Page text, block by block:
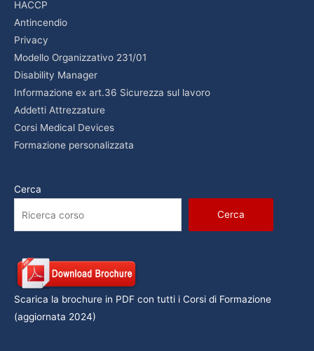
HACCP
Antincendio
Privacy
Modello Organizzativo 231/01
Disability Manager
Informazione ex art.36 Sicurezza sul lavoro
Addetti Attrezzature
Corsi Medical Devices
Formazione personalizzata
Cerca
Cerca
Scarica la brochure in PDF con tutti i Corsi di Formazione
(aggiornata 2024)